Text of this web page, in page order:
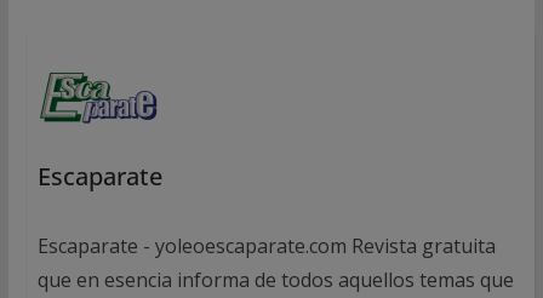
Escaparate
Escaparate - yoleoescaparate.com Revista gratuita
que en esencia informa de todos aquellos temas que